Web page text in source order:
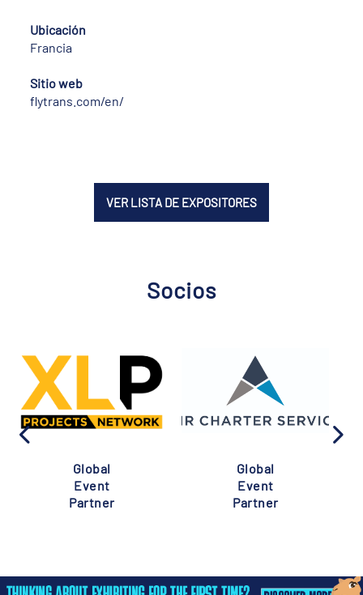
Ubicación
Francia
Sitio web
flytrans.com/en/
VER LISTA DE EXPOSITORES
Socios
Global
Event
Partner
Global
Event
Partner